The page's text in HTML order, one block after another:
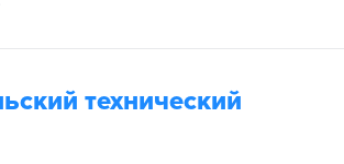
технический